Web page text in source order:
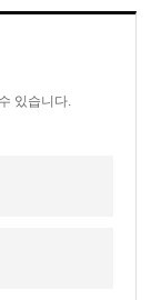
있습니다.